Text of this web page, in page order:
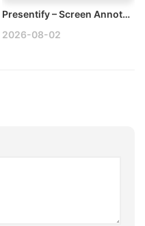
Presentify – Screen Annotation v8.1.2 Mac标注、绘制、高亮鼠标指针破解版
2026-08-02